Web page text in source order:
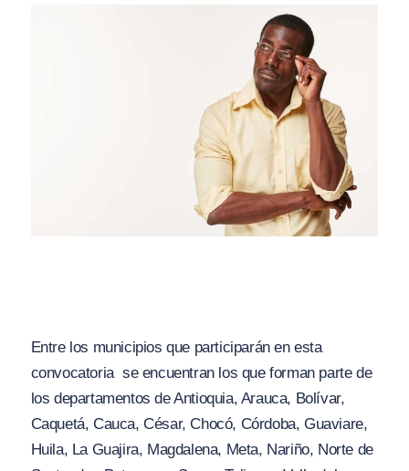
Entre los municipios que participarán en esta
convocatoria se encuentran los que forman parte de
los departamentos de Antioquia, Arauca, Bolívar,
Caquetá, Cauca, César, Chocó, Córdoba, Guaviare,
Huila, La Guajira, Magdalena, Meta, Nariño, Norte de